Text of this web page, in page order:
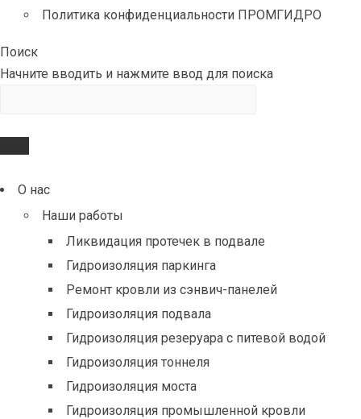
Политика конфиденциальности ПРОМГИДРО
Поиск
Начните вводить и нажмите ввод для поиска
О нас
Наши работы
Ликвидация протечек в подвале
Гидроизоляция паркинга
Ремонт кровли из сэнвич-панелей
Гидроизоляция подвала
Гидроизоляция резеруара с питевой водой
Гидроизоляция тоннеля
Гидроизоляция моста
Гидроизоляция промышленной кровли